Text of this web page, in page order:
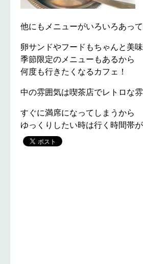
他にもメニューがいろいろあって
卵サンドやフードもちゃんと美味
季節限定のメニューもあるから
何度も行きたくなるカフェ！
中の雰囲気は喫茶店でレトロな
すぐに満席になってしまうから
ゆっくりしたい時は行く時間帯が